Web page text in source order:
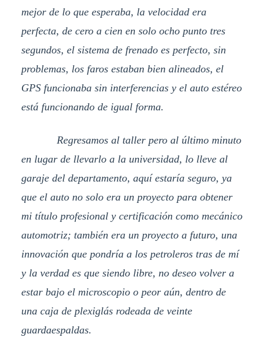
mejor de lo que esperaba, la velocidad era
perfecta, de cero a cien en solo ocho punto tres
segundos, el sistema de frenado es perfecto, sin
problemas, los faros estaban bien alineados, el
GPS funcionaba sin interferencias y el auto estéreo
está funcionando de igual forma.
Regresamos al taller pero al último minuto
en lugar de llevarlo a la universidad, lo lleve al
garaje del departamento, aquí estaría seguro, ya
que el auto no solo era un proyecto para obtener
mi título profesional y certificación como mecánico
automotriz; también era un proyecto a futuro, una
innovación que pondría a los petroleros tras de mí
y la verdad es que siendo libre, no deseo volver a
estar bajo el microscopio o peor aún, dentro de
una caja de plexiglás rodeada de veinte
guardaespaldas.